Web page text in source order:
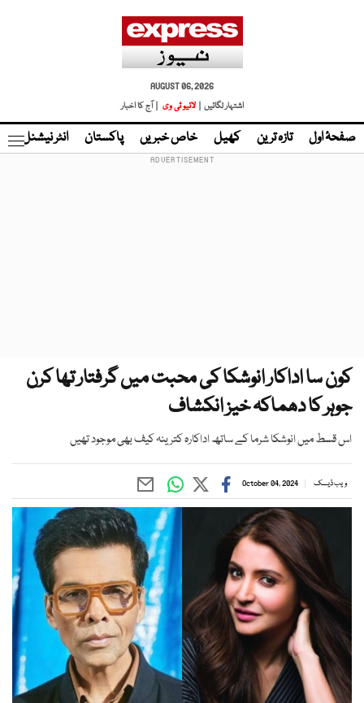
AUGUST 06, 2026
اشتہار لگائیں |
لائیو ٹی وی | آج کا اخبار
صفحۂ اول تازہ ترین کھیل خاص خبریں پاکستان انٹر نیشنل
کون سا اداکار انوشکا کی محبت میں گرفتار تھا کرن
جوہر کا دھماکہ خیز انکشاف
اس قسط میں انوشکا شرما کے ساتھ اداکارہ کترینہ کیف بھی موجود تھیں
ویب ڈیسک October 04, 2024